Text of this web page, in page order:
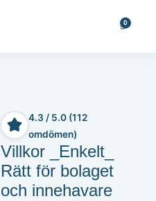
0
4.3 / 5.0 (112
omdömen)
Villkor _Enkelt_
Rätt för bolaget
och innehavare